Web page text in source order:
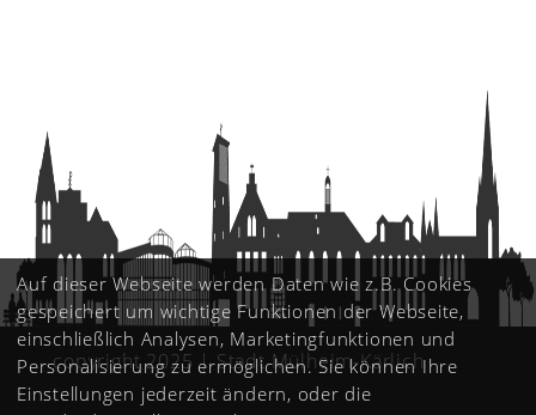
copyright 2025 | Stadt Mülheim-Kärlich
Auf dieser Webseite werden Daten wie z.B. Cookies
gespeichert um wichtige Funktionen der Webseite,
einschließlich Analysen, Marketingfunktionen und
Personalisierung zu ermöglichen. Sie können Ihre
Einstellungen jederzeit ändern, oder die